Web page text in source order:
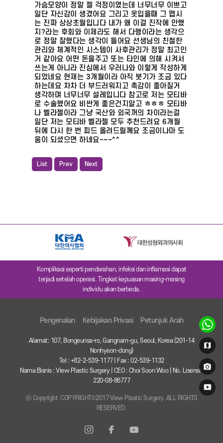
가슴모양이 정말 젤 걱정이였는데 너무너무 이쁘고
일단 자신감이 생겼어요 그리고 옷입을때 그 맵시
는 진짜 상상초월입니다 내가 왜 이걸 진작에 안했
지?라는 후회와 이제라도 해서 다행이라는 생각으
로 정말 잘했다는 생각이 들어요 선생님의 친철한
관리와 체계적인 시스템이 사후관리가 정말 최고인
거 같아요 어떤 돈을주고 또는 타인에 의해 시켜서
쓰는게 아니라 진심에서 우러나와 이렇게 작성하게
되었네요 현재는 3개월이라 아직 붓기가 조금 있다
하는데요 차차 더 부드러워지고 촉감이 좋아질거
생각하며 너무너무 설레입니다 참고로 저는 모티바
로 수술했어요 비싼게 좋은건지알고 ㅎㅎㅎ 모티바
나 벨라젤이라 그냥 국산와 외국꺼의 차이라는걸
일단 저는 모티바 벨라젤 모두 추천드려요 6개월
뒤에 다시 한 번 피드 올려드릴께요 조금이나마 도
움이 되셨으면 하네요~~~^^
List Prev Next
Komplikasi seperti pendarahan, infeksi dan inflamasi dapat
terjadi setelah operasi. Tingkat kepuasan masing-masing
individu akan berbeda.
Pengenalan Kebijakan Privasi Petunjuk Arah
Alamat: 107, Bongeunsa-ro, Gangnam-gu, Seoul, Korea (201-14
Nonhyeon-dong)
Tel : +82-2-539-1177 | Fax : 02-539-1132
Nama Bisnis : View Plastic Surgery | CEO : Choi Soon Woo | No. Lisensi :
220-08-86777
ⓒ Copyright COPYRIGHT©2017 View Plastic Surgery. ALL RIGHTS
RESERVED.